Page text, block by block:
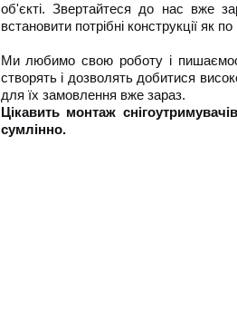
об'єкті. Звертайтеся до нас вже
встановити потрібні конструкції як
Ми любимо свою роботу і
створять і дозволять добитися
для їх замовлення вже зараз.
Цікавить монтаж
сумлінно.